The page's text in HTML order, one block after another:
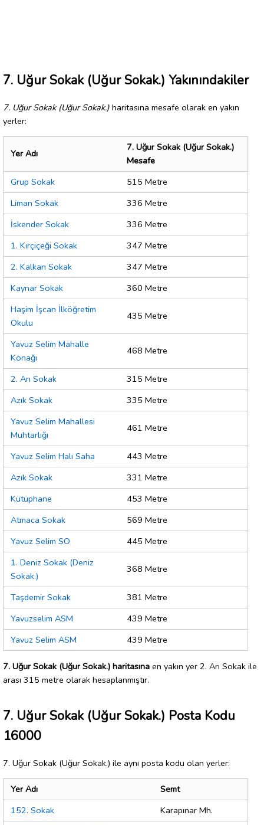
7. Uğur Sokak (Uğur Sokak.) Yakınındakiler
7. Uğur Sokak (Uğur Sokak.) haritasına mesafe olarak en yakın
yerler:
Yer Adı
7. Uğur Sokak (Uğur Sokak.)
Mesafe
Grup Sokak
515 Metre
Liman Sokak
336 Metre
İskender Sokak
336 Metre
1. Kırçiçeği Sokak
347 Metre
2. Kalkan Sokak
347 Metre
Kaynar Sokak
360 Metre
Haşim İşcan İlköğretim
Okulu
435 Metre
Yavuz Selim Mahalle
Konağı
468 Metre
2. Arı Sokak
315 Metre
Azık Sokak
335 Metre
Yavuz Selim Mahallesi
Muhtarlığı
461 Metre
Yavuz Selim Halı Saha
443 Metre
Azık Sokak
331 Metre
Kütüphane
453 Metre
Atmaca Sokak
569 Metre
Yavuz Selim SO
445 Metre
1. Deniz Sokak (Deniz
Sokak.)
368 Metre
Taşdemir Sokak
381 Metre
Yavuzselim ASM
439 Metre
Yavuz Selim ASM
439 Metre
7. Uğur Sokak (Uğur Sokak.) haritasına en yakın yer 2. Arı Sokak ile
arası 315 metre olarak hesaplanmıştır.
7. Uğur Sokak (Uğur Sokak.) Posta Kodu
16000
7. Uğur Sokak (Uğur Sokak.) ile aynı posta kodu olan yerler:
Yer Adı
Semt
152. Sokak
Karapınar Mh.